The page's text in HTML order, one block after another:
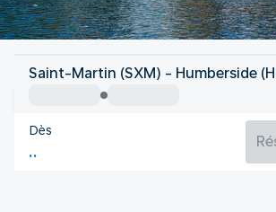
Royaume Uni
Humberside
Royaume Uni
Durée du vol
Saint-Martin (SXM) - Humberside
Dès